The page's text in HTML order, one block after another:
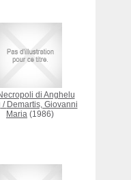
di Anghelu
/ Demartis, Giovanni
Maria (1986)